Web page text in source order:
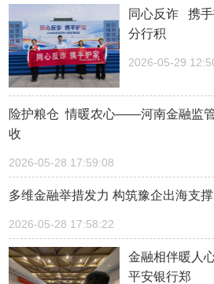
同心反诈 携
分行积
2026-05-29
险护粮仓 情暖农心——河南金融监
收
2026-05-28 17:59:08
多维金融举措发力 构筑豫企出海支撑
2026-05-28 17:58:22
金融相伴暖人
平安银行郑